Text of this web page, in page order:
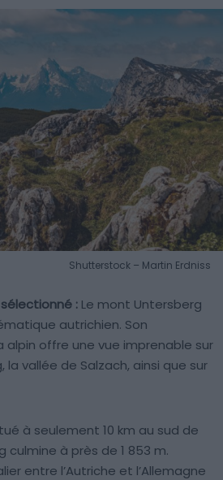
Shutterstock – Martin Erdniss
sélectionné : Le mont Untersberg
autrichien. Son
offre une vue imprenable sur
la vallée de Salzach, ainsi que sur
à seulement 10 km au sud de
culmine à près de 1 853 m.
entre l’Autriche et l’Allemagne